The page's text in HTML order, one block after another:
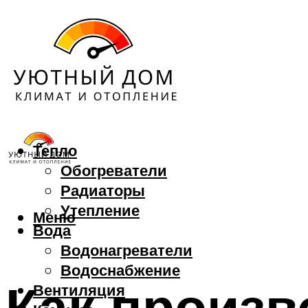
Тепло
Обогреватели
Радиаторы
Утепление
Вода
Водонагреватели
Водоснабжение
Вентиляция
Меню